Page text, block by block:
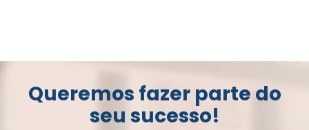
Queremos fazer parte do
seu sucesso!